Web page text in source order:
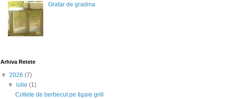
Gratar de gradina
Arhiva Retete
▼ 2026 (7)
▼iulie(1)
Cotlete de berbecut pe tigaie grill